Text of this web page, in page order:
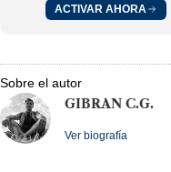
ACTIVAR AHORA
Sobre el autor
GIBRAN C.G.
Ver biografía